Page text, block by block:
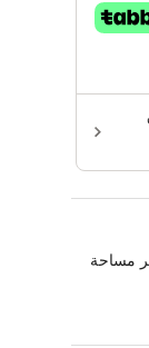
مساحة